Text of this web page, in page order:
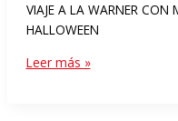
VIAJE A LA WARNER CON
HALLOWEEN
Leer más »